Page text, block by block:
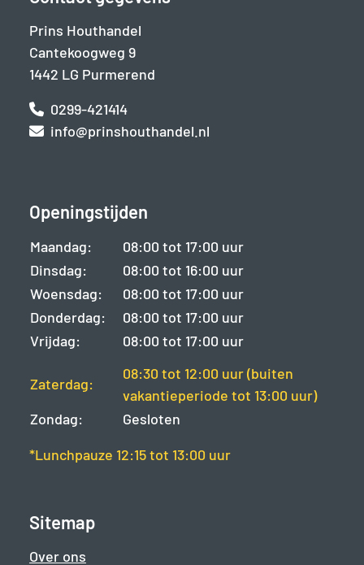
Prins Houthandel
Cantekoogweg 9
1442 LG Purmerend
0299-421414
info@prinshouthandel.nl
Openingstijden
Maandag:
08:00 tot 17:00 uur
Dinsdag:
08:00 tot 16:00 uur
Woensdag:
08:00 tot 17:00 uur
Donderdag:
08:00 tot 17:00 uur
Vrijdag:
08:00 tot 17:00 uur
Zaterdag:
08:30 tot 12:00 uur (buiten
vakantieperiode tot 13:00 uur)
Zondag:
Gesloten
*Lunchpauze 12:15 tot 13:00 uur
Sitemap
Over ons